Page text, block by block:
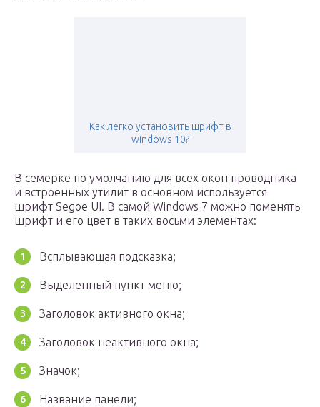
Как легко установить шрифт в
windows 10?
В семерке по умолчанию для всех окон проводника
и встроенных утилит в основном используется
шрифт Segoe UI. В самой Windows 7 можно поменять
шрифт и его цвет в таких восьми элементах:
Всплывающая подсказка;
Выделенный пункт меню;
Заголовок активного окна;
Заголовок неактивного окна;
Значок;
Название панели;